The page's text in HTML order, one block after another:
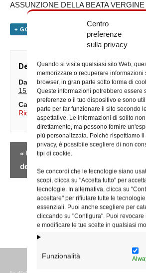
Centro
preferenze
sulla privacy
Quando si visita qualsiasi sito Web,
memorizzare o recuperare informazioni
browser, in gran parte sotto forma di
Queste informazioni potrebbero essere
preferenze o il tuo dispositivo e sono
parte per far funzionare il sito secondo
aspettative. Le informazioni di solito
direttamente, ma possono fornire
più personalizzata. Poiché rispettiamo
privacy, è possibile scegliere di non
tipi di cookie.
Se concordi che le tecnologie siano
scopi, clicca su "Accetta tutto" per
tecnologie. In alternativa, clicca su
accettare" per rifiutare tutte le
essenziali. Puoi anche scegliere per
cliccando su "Configura". Puoi revocare
e modificare le tue scelte in qualsiasi
Funzionalità
ASSUNZIONE DELLA BEATA
+ GOOGLE CALENDAR
Dettagli
Data:
15 Agosto
Categoria Evento:
Ricorrenze
Evento
Navigazione
« Udienze libere
dedicate ai presbiteri